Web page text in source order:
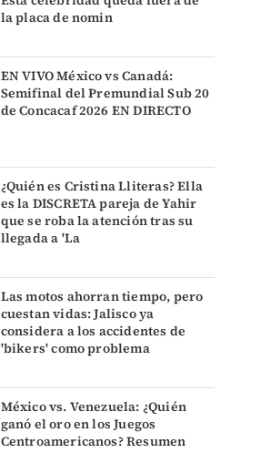
la placa de nomin
EN VIVO México vs Canadá:
Semifinal del Premundial Sub 20
de Concacaf 2026 EN DIRECTO
¿Quién es Cristina Lliteras? Ella
es la DISCRETA pareja de Yahir
que se roba la atención tras su
llegada a 'La
Las motos ahorran tiempo, pero
cuestan vidas: Jalisco ya
considera a los accidentes de
'bikers' como problema
México vs. Venezuela: ¿Quién
ganó el oro en los Juegos
Centroamericanos? Resumen